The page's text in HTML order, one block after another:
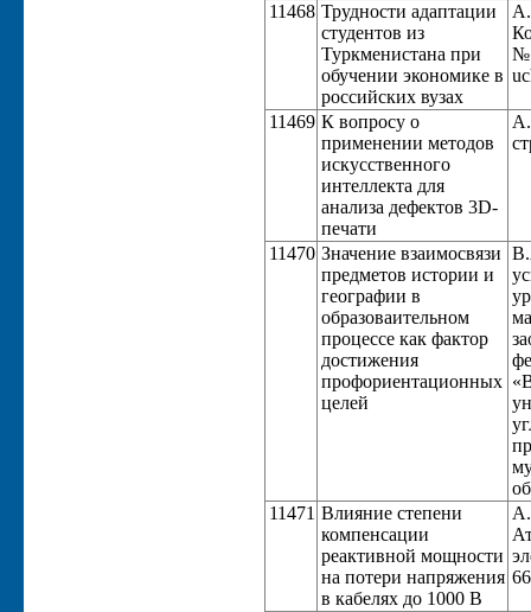
11468 Трудности адаптации
студентов из
Туркменистана при
обучении экономике в
российских вузах
№
11469 К вопросу о
применении методов
искусственного
интеллекта для
анализа дефектов 3D-
печати
11470 Значение взаимосвязи
предметов истории и
географии в
образоваительном
процессе как фактор
достижения
профориентационных
целей
11471 Влияние степени
компенсации
реактивной мощности
на потери напряжения
в кабелях до 1000 В